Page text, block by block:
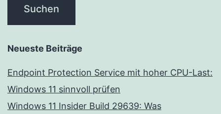
Neueste Beiträge
Endpoint Protection Service mit hoher CPU-Last:
Windows 11 sinnvoll prüfen
Windows 11 Insider Build 29639: Was